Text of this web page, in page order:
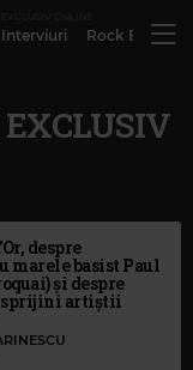
Interviuri Rock
despre
marele basist Paul
și despre
sprijini artiștii